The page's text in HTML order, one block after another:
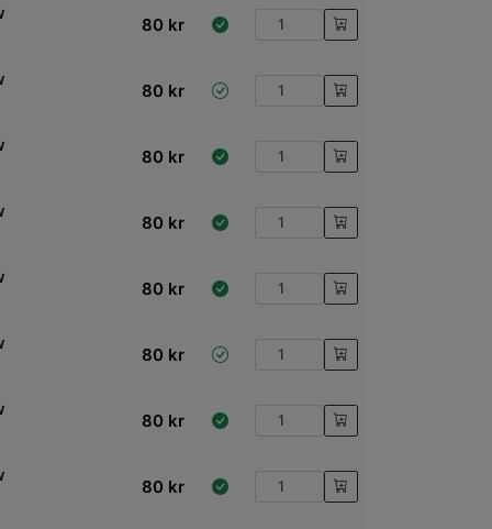
80 kr
80 kr
80 kr
80 kr
80 kr
80 kr
80 kr
80 kr